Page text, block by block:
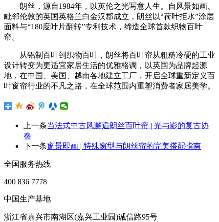
朗丝，源自1984年，以英伦之光写意人生。自风景如画、
毗邻伦敦的英国英格兰白金汉郡成立，朗丝以“荷叶拒水”涂层
面料与“180度叶片翻转”专利技术，缔造全球首款织物百叶
帘。
从铝制百叶到织物百叶，朗丝将百叶帘从粗糙冷硬的工业
设计转变为更适宜家居生活的优雅格调，以英国为品牌起源
地，在中国、美国、越南各地建立工厂，开启全球重新定义百
叶窗帘行业的不凡之路，在全球范围内重塑消费者家居美学。
上一条当法式中古风邂逅朗丝百叶帘 | 光与影的复古协
奏
下一条窗景即画 | 特殊窗型与朗丝帘的完美搭配指南
全国服务热线
400 836 7778
中国生产基地
浙江省嘉兴市南湖区(嘉兴工业园)诚信路95号